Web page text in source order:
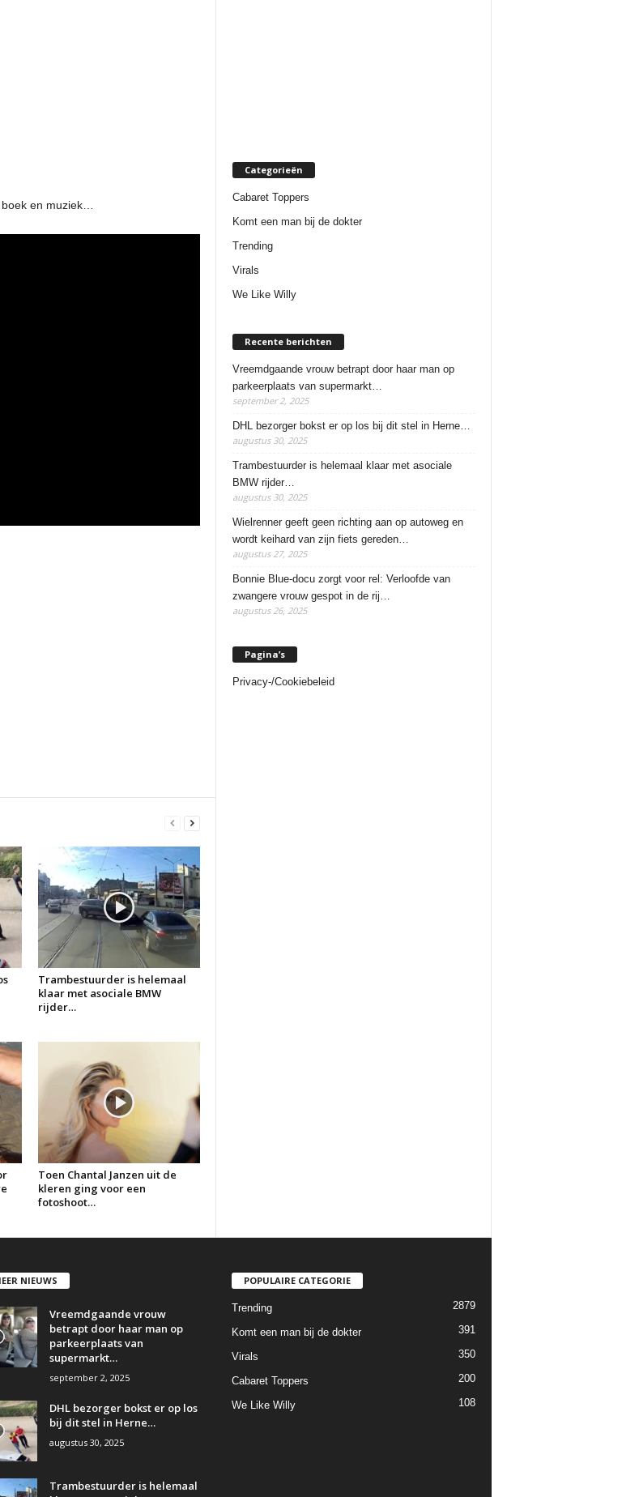
en muziek…
Trambestuurder is helemaal
klaar met asociale BMW
rijder…
Toen Chantal Janzen uit de
kleren ging voor een
fotoshoot…
Categorieën
Cabaret Toppers
Komt een man bij de dokter
Trending
Virals
We Like Willy
Recente berichten
Vreemdgaande vrouw betrapt door haar man op
parkeerplaats van supermarkt…
september 2, 2025
DHL bezorger bokst er op los bij dit stel in Herne…
augustus 30, 2025
Trambestuurder is helemaal klaar met asociale
BMW rijder…
augustus 30, 2025
Wielrenner geeft geen richting aan op autoweg en
wordt keihard van zijn fiets gereden…
augustus 27, 2025
Bonnie Blue-docu zorgt voor rel: Verloofde van
zwangere vrouw gespot in de rij…
augustus 26, 2025
Pagina’s
Privacy-/Cookiebeleid
NIEUWS
Vreemdgaande vrouw
betrapt door haar man op
parkeerplaats van
supermarkt…
september 2, 2025
DHL bezorger bokst er op los
bij dit stel in Herne…
augustus 30, 2025
Trambestuurder is helemaal
POPULAIRE CATEGORIE
Trending 2879
Komt een man bij de dokter 391
Virals 350
Cabaret Toppers 200
We Like Willy 108